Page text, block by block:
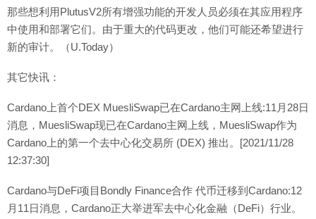
那些想利用PlutusV2所有增强功能的开发人员必须在其应用程序
中使用和部署它们。由于重大的代码更改，他们可能还希望进行
新的审计。（U.Today）
其它快讯：
Cardano上首个DEX MuesliSwap已在Cardano主网上线:11月28日
消息，MuesliSwap现已在Cardano主网上线，MuesliSwap作为
Cardano上的第一个去中心化交易所 (DEX) 推出。[2021/11/28
12:37:30]
Cardano与DeFi项目Bondly Finance合作 代币迁移到Cardano:12
月11日消息，Cardano正大举进军去中心化金融（DeFi）行业。